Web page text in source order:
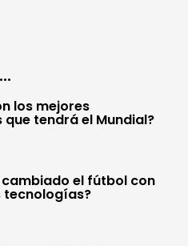
los mejores
tendrá el Mundial?
el fútbol con
tecnologías?